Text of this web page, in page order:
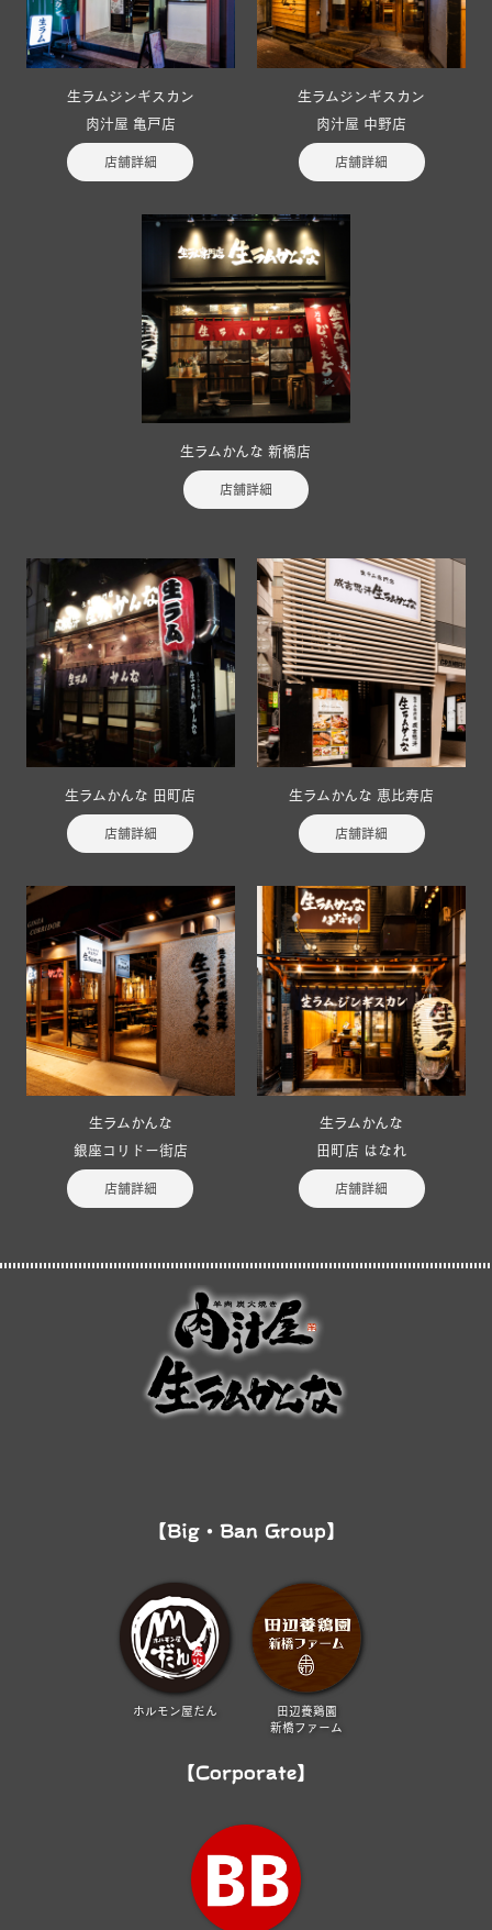
生ラムジンギスカン
肉汁屋 亀戸店
店舗詳細
生ラムジンギスカン
肉汁屋 中野店
店舗詳細
生ラムかんな 新橋店
店舗詳細
生ラムかんな 田町店
店舗詳細
生ラムかんな 恵比寿店
店舗詳細
生ラムかんな
銀座コリドー街店
店舗詳細
生ラムかんな
田町店 はなれ
店舗詳細
【Big・Ban Group】
ホルモン屋だん
田辺養鶏園
新橋ファーム
【Corporate】